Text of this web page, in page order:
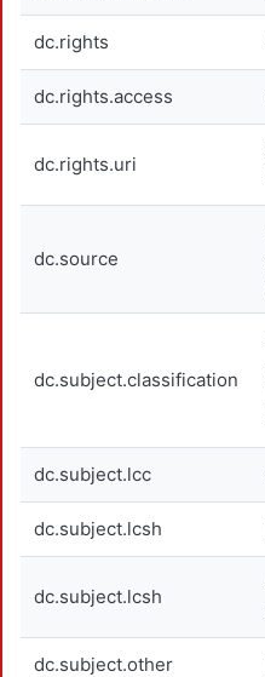
dc.rights
dc.rights.access
dc.rights.uri
dc.source
dc.subject.classification
dc.subject.lcc
dc.subject.lcsh
dc.subject.lcsh
dc.subject.other